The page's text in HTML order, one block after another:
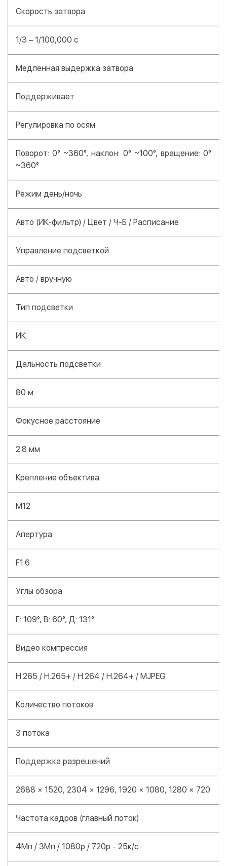
Скорость затвора
1/3 – 1/100,000 с
Медленная выдержка затвора
Поддерживает
Регулировка по осям
Поворот: 0° ~360°, наклон: 0° ~100°, вращение: 0°
~360°
Режим день/ночь
Авто (ИК-фильтр) / Цвет / Ч-Б / Расписание
Управление подсветкой
Авто / вручную
Тип подсветки
ИК
Дальность подсветки
80 м
Фокусное расстояние
2.8 мм
Крепление объектива
M12
Апертура
F1.6
Углы обзора
Г: 109°, В: 60°, Д: 131°
Видео компрессия
H.265 / H.265+ / H.264 / H.264+ / MJPEG
Количество потоков
3 потока
Поддержка разрешений
2688 × 1520, 2304 × 1296, 1920 × 1080, 1280 × 720
Частота кадров (главный поток)
4Мп / 3Мп / 1080р / 720р - 25к/с